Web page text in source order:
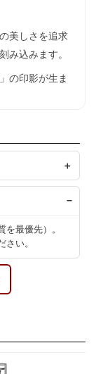
美しさを追求
み込みます。
の印影が生ま
を最優先）。
い。